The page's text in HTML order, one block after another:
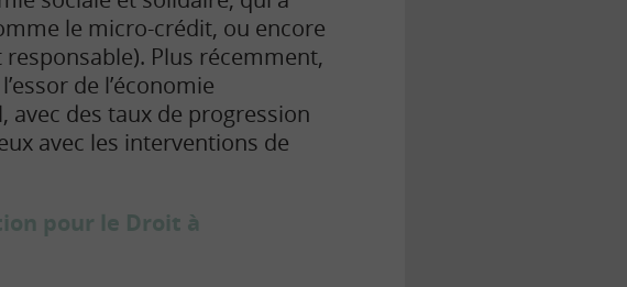
le micro-crédit, ou encore
responsable). Plus récemment,
de l’économie
des taux de progression
avec les interventions de
pour le Droit à